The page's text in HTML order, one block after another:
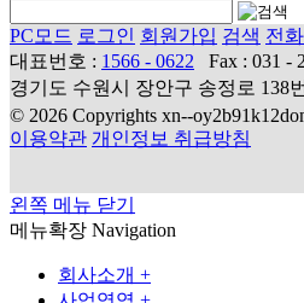
PC모드 로그인 회원가입 검색 전
대표번호 : 1566 - 0622
Fax : 031 -
경기도 수원시 장안구 송정로 138
© 2026 Copyrights xn--
이용약관 개인정보 취급방침
왼쪽 메뉴 닫기
메뉴확장 Navigation
회사소개 +